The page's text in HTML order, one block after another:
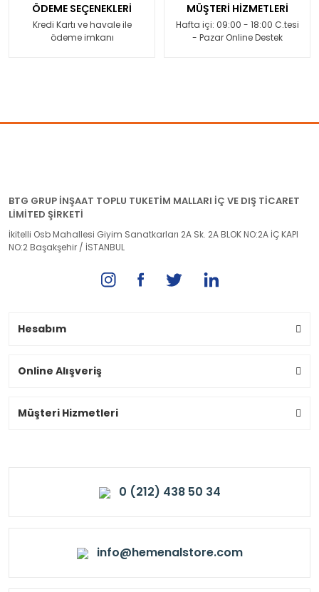
ÖDEME SEÇENEKLERİ
Kredi Kartı ve havale ile
ödeme imkanı
MÜŞTERİ HİZMETLERİ
Hafta içi: 09:00 - 18:00 C.tesi
- Pazar Online Destek
BTG GRUP İNŞAAT TOPLU TUKETİM MALLARI İÇ VE DIŞ TİCARET
LİMİTED ŞİRKETİ
İkitelli Osb Mahallesi Giyim Sanatkarları 2A Sk. 2A BLOK NO:2A İÇ KAPI
NO:2 Başakşehir / İSTANBUL
Hesabım
Online Alışveriş
Müşteri Hizmetleri
0 (212) 438 50 34
info@hemenalstore.com